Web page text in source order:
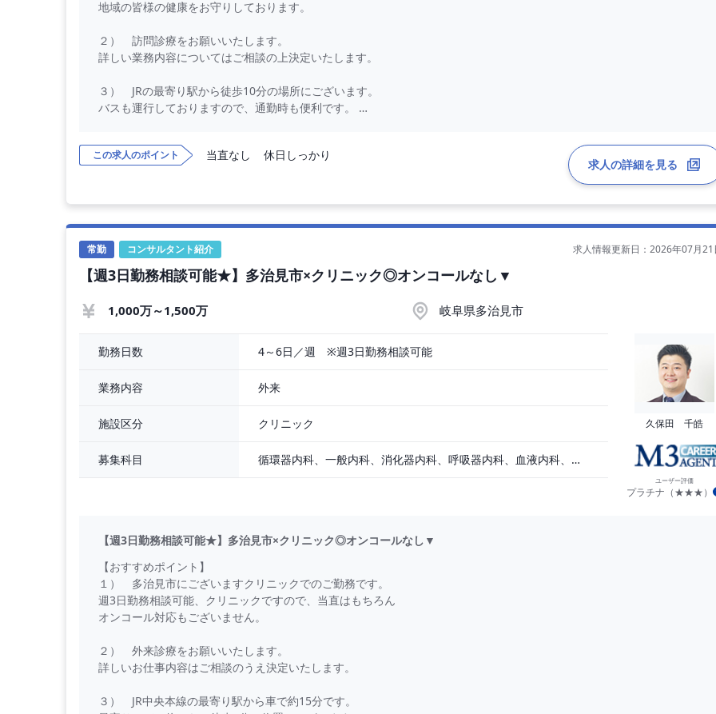
地域の皆様の健康をお守りしております。
２） 訪問診療をお願いいたします。
詳しい業務内容についてはご相談の上決定いたします。
３） JRの最寄り駅から徒歩10分の場所にございます。
バスも運行しておりますので、通勤時も便利です。
【勤務内容】
訪問診療をお願いいたします。
【勤務条件】
◇ 年収 ： 1,600万円 〜 2,000万円
◇ 勤務時間 ： 全日8：30～17：30（休憩60分）
◇ 勤務日数 ： 4～5日／週
◇ 休暇 ： 有給休暇は法定通り付与
年末年始休暇 6日
その他休暇 GW
この求人のポイント 当直なし 休日しっかり
求人の詳細を見る
常勤 コンサルタント紹介 求人情報更新日：2026年07月21
【週3日勤務相談可能★】多治見市×クリニック◎オンコールなし▼
1,000万～1,500万 岐阜県多治見市
勤務日数 4～6日／週　※週3日勤務相談可能
業務内容 外来
施設区分 クリニック
募集科目 循環器内科、一般内科、消化器内科、呼吸器内科、血液内科、脳神経内科、内分泌内科、老人内科、その他
久保田 千皓
ユーザー評価
プラチナ（★★★）
【週3日勤務相談可能★】多治見市×クリニック◎オンコールなし▼
【おすすめポイント】
１） 多治見市にございますクリニックでのご勤務です。
週3日勤務相談可能、クリニックですので、当直はもちろん
オンコール対応もございません。
２） 外来診療をお願いいたします。
詳しいお仕事内容はご相談のうえ決定いたします。
３） JR中央本線の最寄り駅から車で約15分です。